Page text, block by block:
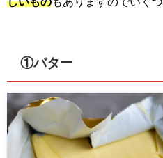
①バター